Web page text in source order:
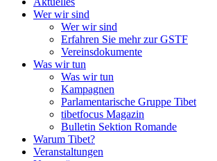
Wer wir sind
Wer wir sind
Erfahren Sie mehr zur GSTF
Vereinsdokumente
Was wir tun
Was wir tun
Kampagnen
Parlamentarische Gruppe Tibet
tibetfocus Magazin
Bulletin Sektion Romande
Warum Tibet?
Veranstaltungen